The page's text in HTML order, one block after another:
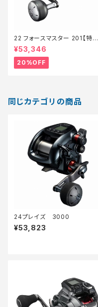
22 フォースマスター 201【特価
リール】【20】
¥53,346
20%OFF
同じカテゴリの商品
24プレイズ 3000
¥53,823